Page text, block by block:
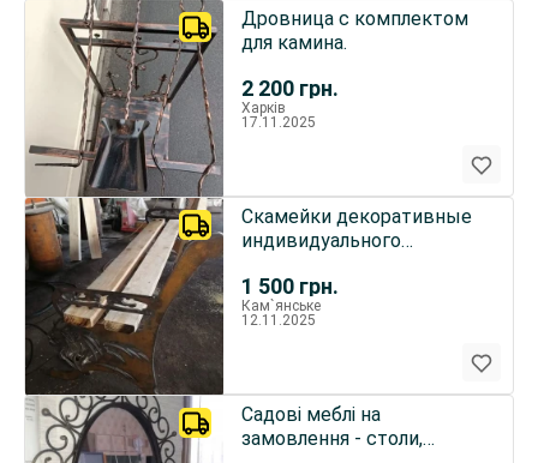
2 200 грн.
Дровница с комплектом
для камина.
Харків
17.11.2025
1 500 грн.
Скамейки декоративные
индивидуального
Кам`янське
12.11.2025
Садові меблі на
замовлення - столи,